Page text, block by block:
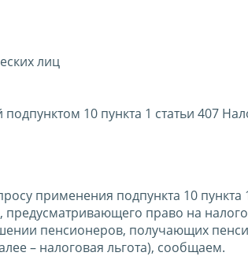
лиц
10 пункта 1 статьи 407
применения подпункта 10 пункта
право на
пенсионеров, получающих
– налоговая льгота), сообщаем.